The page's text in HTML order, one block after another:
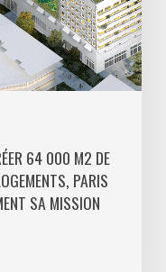
64 000 M2 DE
PARIS
SA MISSION